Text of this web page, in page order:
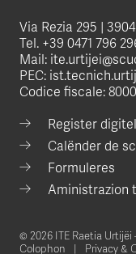
Via Rezia 295 |
Tel. +39 0471 796
Mail:
PEC:
Codice fiscale:
Register digitel
Calënder de
Formuleres
Aministrazion
© 2026 ITE Raetia Urtijëi
Colophon
Privacy &